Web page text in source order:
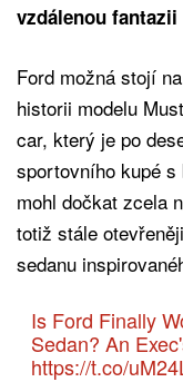
vzdálenou
Ford možná stojí
historii modelu
car, který je po
sportovního kupé
mohl dočkat zcela
totiž stále
sedanu
Is Ford Finally
Sedan? An
https://t.co/